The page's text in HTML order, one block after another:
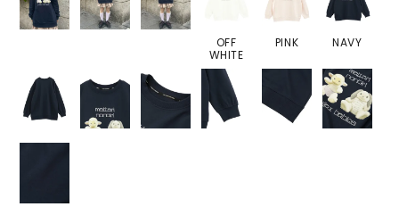
OFF
WHITE
PINK NAVY